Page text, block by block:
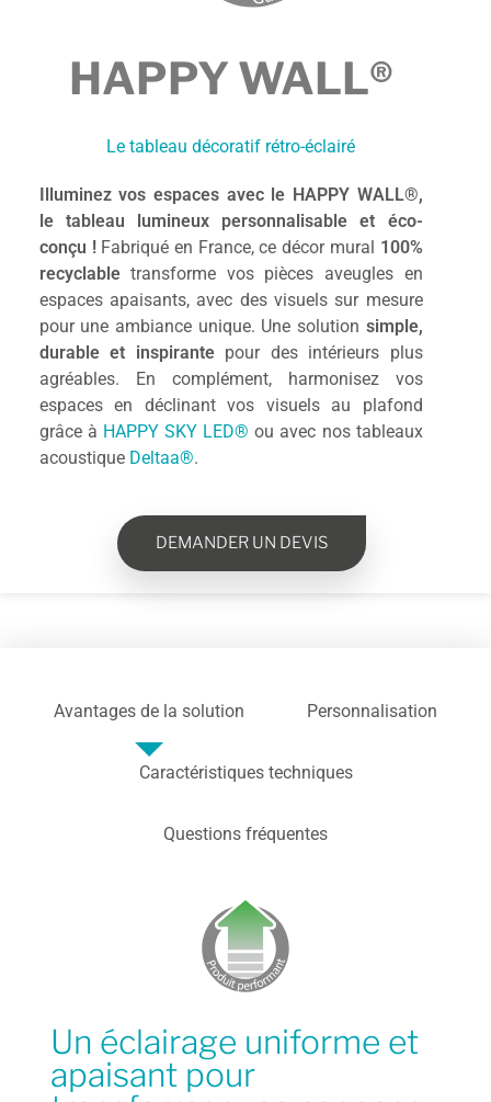
HAPPY WALL®
Le tableau décoratif rétro-éclairé
Illuminez vos espaces avec le HAPPY WALL®,
le tableau lumineux personnalisable et éco-
conçu !Fabriqué en France, ce décor mural 100%
recyclabletransforme vos pièces aveugles en
espaces apaisants, avec des visuels sur mesure
pour une ambiance unique. Une solution simple,
durable et inspirantepour des intérieurs plus
agréables. En complément, harmonisez vos
espaces en déclinant vos visuels au plafond
grâce à HAPPY SKY LED® ou avec nos tableaux
acoustique Deltaa®.
DEMANDER UN DEVIS
Avantages de la solution Personnalisation
Caractéristiques techniques
Questions fréquentes
Un éclairage uniforme et
apaisant pour